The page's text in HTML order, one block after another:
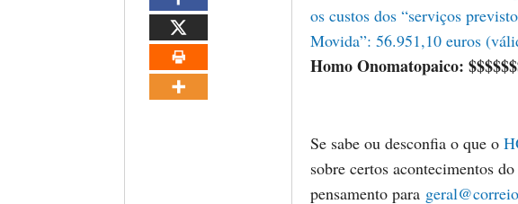
os custos dos “serviços
Movida”: 56.951,10 euros
Homo Onomatopaico:
Se sabe ou desconfia o que o
sobre certos acontecimentos
pensamento para